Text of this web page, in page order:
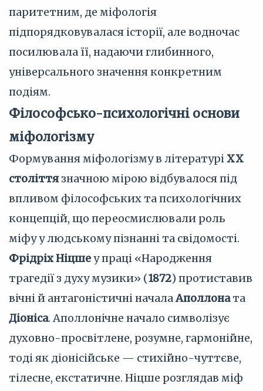
паритетним, де міфологія
підпорядковувалася історії, але водночас
посилювала її, надаючи глибинного,
універсального значення конкретним
подіям.
Філософсько-психологічні основи
міфологізму
Формування міфологізму в літературіXX
століття значною мірою відбувалося під
впливом філософських та психологічних
концепцій, що переосмислювали роль
міфу у людському пізнанні та свідомості.
Фрідріх Ніцшеу праці «Народження
трагедії з духу музики» (1872) протиставив
вічні й антагоністичні началаАполлоната
Діоніса. Аполлонічне начало символізує
духовно-просвітлене, розумне, гармонійне,
тоді як діонісійське — стихійно-чуттєве,
тілесне, екстатичне. Ніцше розглядав міф